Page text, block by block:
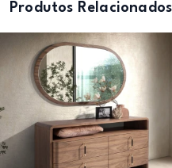
Produtos Relacionados